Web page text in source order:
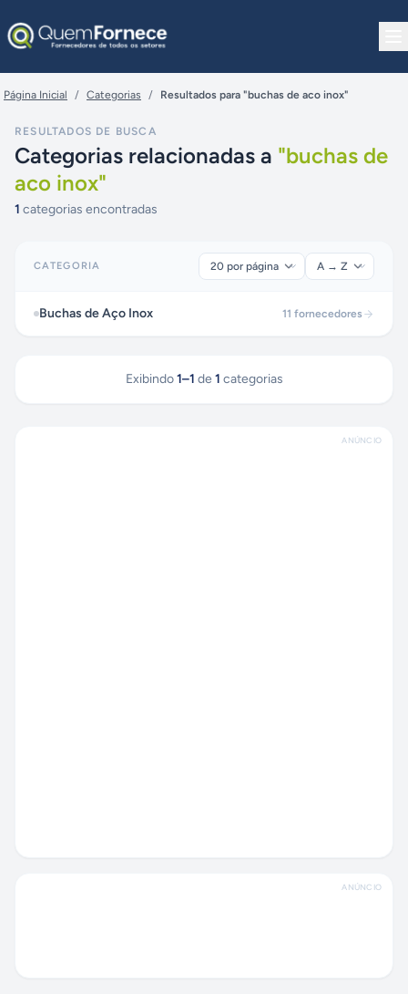
Página Inicial / Categorias / Resultados para "buchas de aco inox"
RESULTADOS DE BUSCA
Categorias relacionadas a "buchas de
aco inox"
1 categorias encontradas
CATEGORIA
Buchas de Aço Inox 11 fornecedores
Exibindo 1–1 de 1 categorias
ANÚNCIO
ANÚNCIO